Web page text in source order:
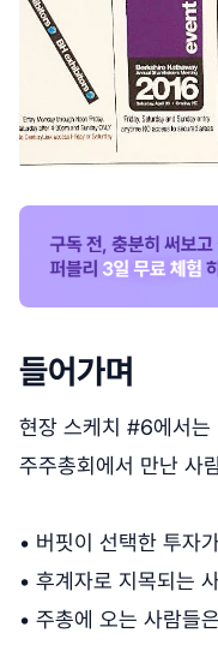
들어가며
현장 스케치 #6에서는
주주총회에서 만난 사
• 버핏이 선택한 투자
• 후계자로 지목되는
• 주총에 오는 사람들